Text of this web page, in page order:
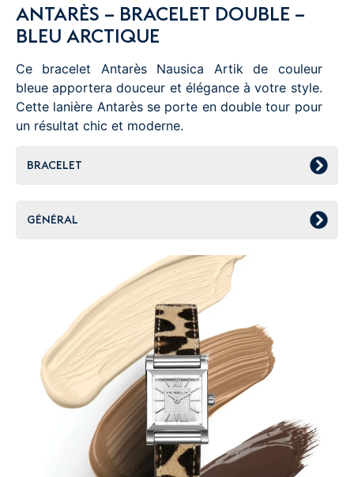
ANTARÈS – BRACELET DOUBLE –
BLEU ARCTIQUE
Ce bracelet Antarès Nausica Artik de couleur
bleue apportera douceur et élégance à votre style.
Cette lanière Antarès se porte en double tour pour
un résultat chic et moderne.
BRACELET
GÉNÉRAL